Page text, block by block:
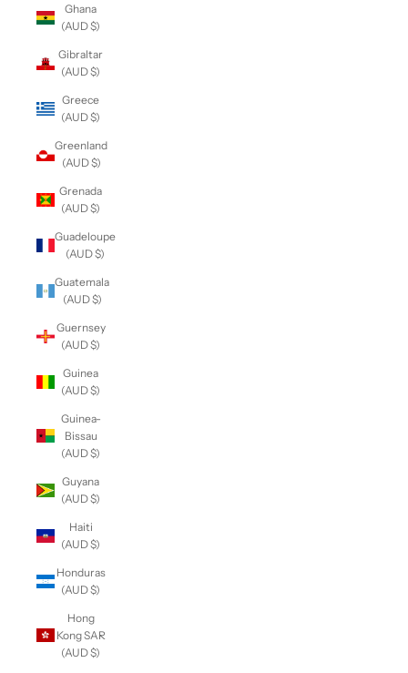
Ghana
(AUD $)
Gibraltar
(AUD $)
Greece
(AUD $)
Greenland
(AUD $)
Grenada
(AUD $)
Guadeloupe
(AUD $)
Guatemala
(AUD $)
Guernsey
(AUD $)
Guinea
(AUD $)
Guinea-
Bissau
(AUD $)
Guyana
(AUD $)
Haiti
(AUD $)
Honduras
(AUD $)
Hong
Kong SAR
(AUD $)